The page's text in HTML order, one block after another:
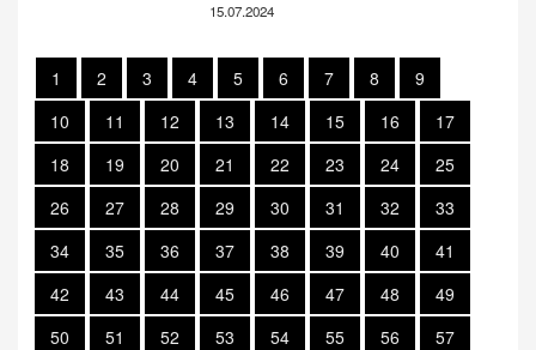
15.07.2024
1 2 3 4 5 6 7 8
9
10
11 12 13 14 15 16
17
18
19 20 21 22 23 24
25
26
27 28 29 30 31 32
33
34
35 36 37 38 39 40
41
42
43 44 45 46 47 48
49
50
51 52 53 54 55 56
57